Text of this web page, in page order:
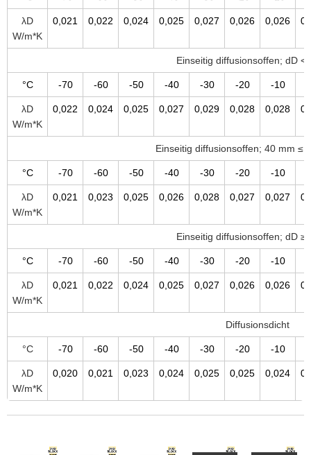
λD
W/m*K
0,021 0,022 0,024 0,025 0,027 0,026 0,026
Einseitig diffusionsoffen; dD <
°C -70 -60 -50 -40 -30 -20 -10
λD
W/m*K
0,022 0,024 0,025 0,027 0,029 0,028 0,028
Einseitig diffusionsoffen; 40 mm ≤
°C -70 -60 -50 -40 -30 -20 -10
λD
W/m*K
0,021 0,023 0,025 0,026 0,028 0,027 0,027
Einseitig diffusionsoffen; dD ≥
°C -70 -60 -50 -40 -30 -20 -10
λD
W/m*K
0,021 0,022 0,024 0,025 0,027 0,026 0,026
Diffusionsdicht
°C -70 -60 -50 -40 -30 -20 -10
λD
W/m*K
0,020 0,021 0,023 0,024 0,025 0,025 0,024